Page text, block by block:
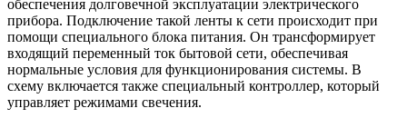
обеспечения долговечной эксплуатации электрического
прибора. Подключение такой ленты к сети происходит при
помощи специального блока питания. Он трансформирует
входящий переменный ток бытовой сети, обеспечивая
нормальные условия для функционирования системы. В
схему включается также специальный контроллер, который
управляет режимами свечения.